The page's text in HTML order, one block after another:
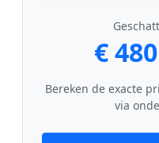
€ 480
Bereken de exacte
via